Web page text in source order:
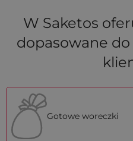
W Saketos
dopasowane do
Gotowe woreczki